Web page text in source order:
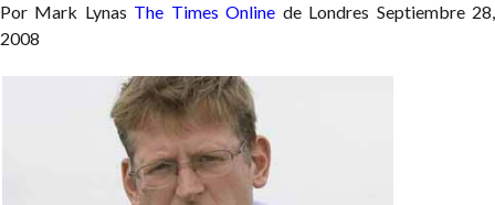
Por Mark Lynas The Times Online de Londres Septiembre 28,
2008